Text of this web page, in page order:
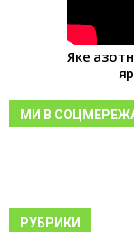
Яке
МИ В
РУБРИКИ